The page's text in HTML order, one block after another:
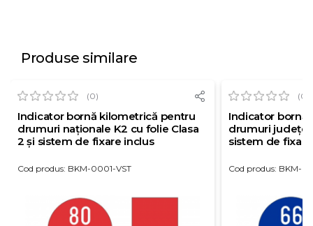
Produse similare
(0)
Indicator bornă kilometrică pentru
drumuri naționale K2 cu folie Clasa
2 și sistem de fixare inclus
Cod produs: BKM-0001-VST
(0)
Indicator bornă
drumuri
sistem de
Cod produs: BKM-